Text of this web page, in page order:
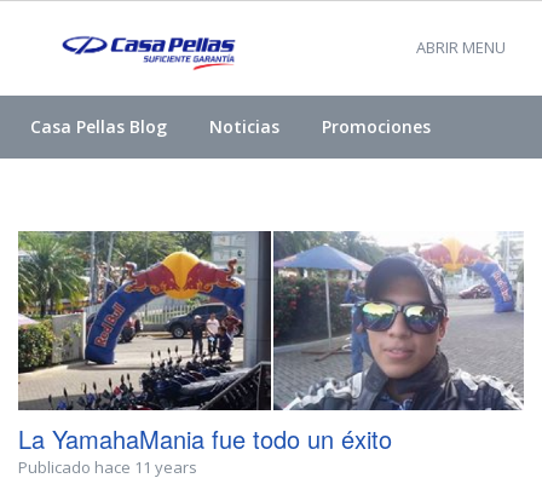
ABRIR MENU
Casa Pellas Blog Noticias Promociones
La YamahaMania fue todo un éxito
Publicado hace 11 years